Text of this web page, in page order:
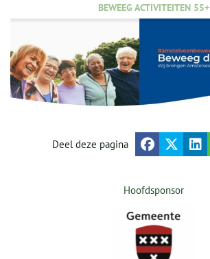
BEWEEG ACTIVITEITEN 55+
Deel deze pagina
Hoofdsponsor